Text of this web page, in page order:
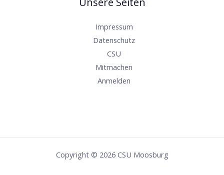
Impressum
Datenschutz
CSU
Mitmachen
Anmelden
Copyright © 2026 CSU Moosburg